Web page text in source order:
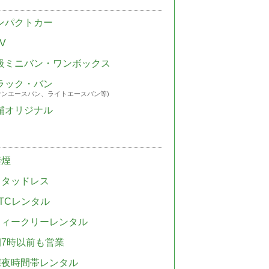
パクトカー
ミニバン・ワンボックス
ック・バン
エースバン、ライトエースバン等)
オリジナル
ッドレス
レンタル
ークリーレンタル
時以前も営業
時間帯レンタル